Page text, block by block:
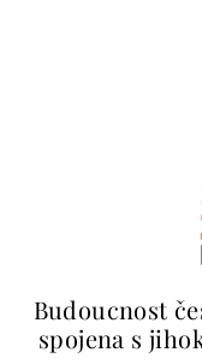
Budoucnost
spojena s